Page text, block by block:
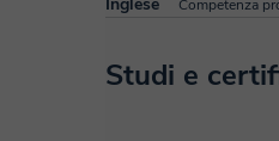
Competenza
Studi e